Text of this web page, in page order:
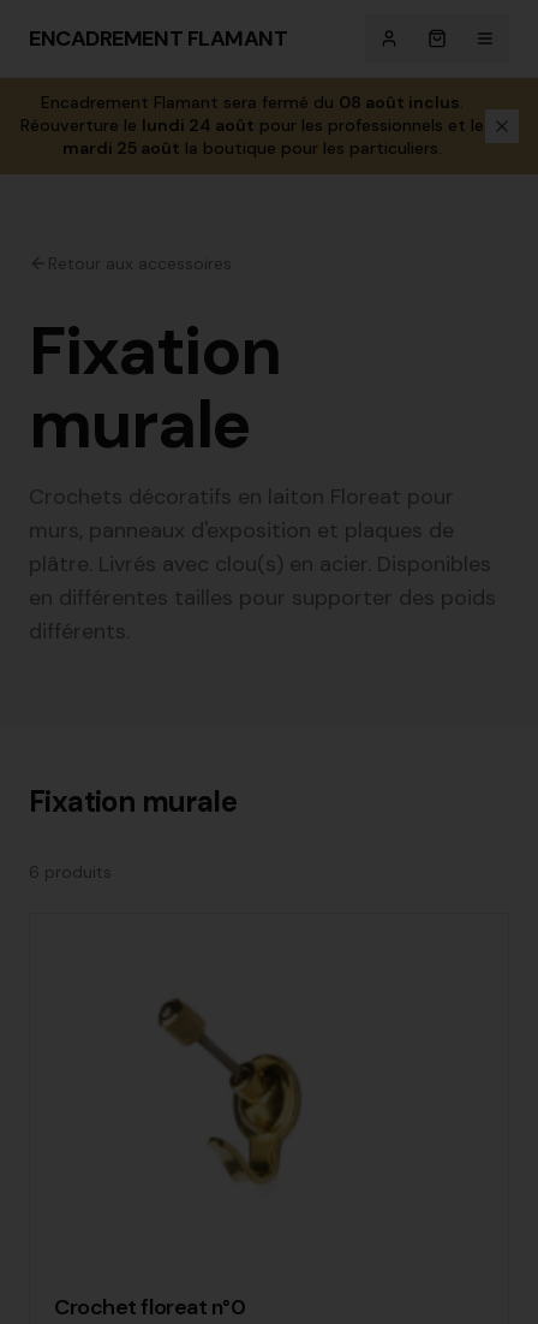
ENCADREMENT FLAMANT
Encadrement Flamant sera fermé du 08 août inclus.
Réouverture le lundi 24 août pour les professionnels et le
mardi 25 août la boutique pour les particuliers.
Retour aux accessoires
Fixation
murale
Crochets décoratifs en laiton Floreat pour
murs, panneaux d'exposition et plaques de
plâtre. Livrés avec clou(s) en acier. Disponibles
en différentes tailles pour supporter des poids
différents.
Fixation murale
6 produits
Crochet floreat n°0